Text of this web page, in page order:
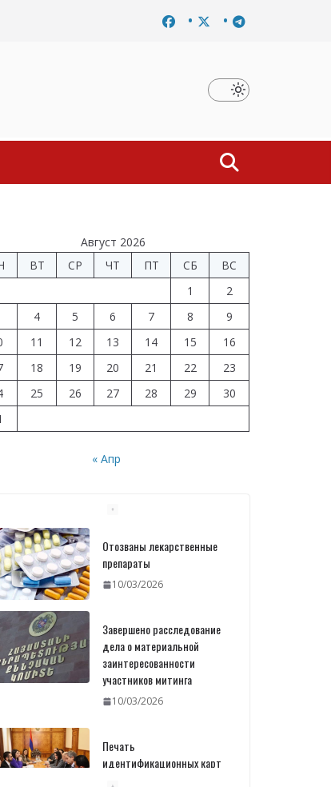
расследование дела о материальной
Август 2026
ВТ СР ЧТ ПТ СБ
ВС
1
2
4 5 6 7 8
9
11 12 13 14 15
16
18 19 20 21 22
23
25 26 27 28 29
30
« Апр
Отозваны лекарственные
препараты
10/03/2026
Завершено расследование
дела о материальной
заинтересованности
участников митинга
10/03/2026
Печать
идентификационных карт